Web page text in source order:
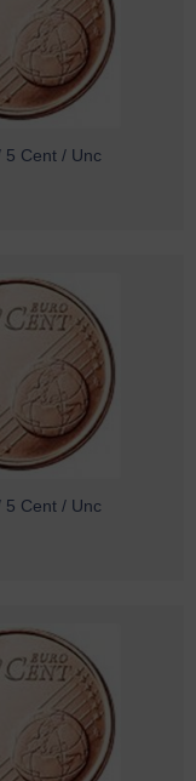
5 Cent / Unc
5 Cent / Unc